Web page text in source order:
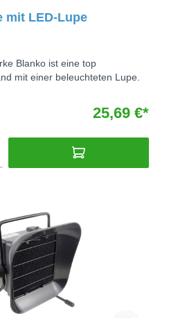
mit LED-Lupe
Blanko ist eine top
mit einer beleuchteten Lupe.
25,69 €*